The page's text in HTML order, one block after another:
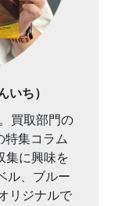
いち）
買取部門の
特集コラム
集に興味を
ル、ブルー
リジナルで